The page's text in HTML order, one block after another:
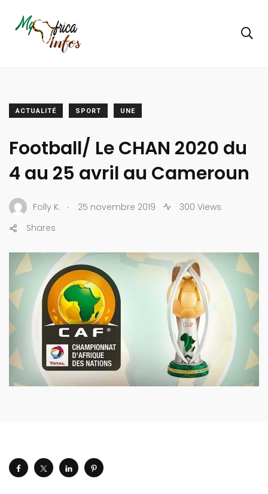
ACTUALITÉ SPORT UNE
Football/ Le CHAN 2020 du
4 au 25 avril au Cameroun
Folly K. . 25 novembre 2019
300 Views
Shares